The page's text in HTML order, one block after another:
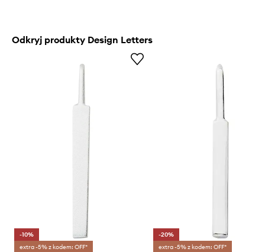
Odkryj produkty Design Letters
-10%
extra -5% z kodem: OFF*
-20%
extra -5% z kodem: OFF*